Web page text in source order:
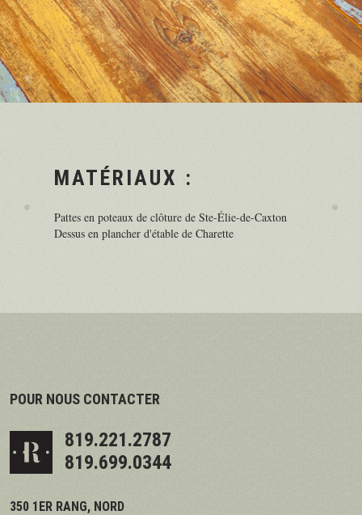
MATÉRIAUX :
Pattes en poteaux de clôture de Ste-Élie-de-Caxton
Dessus en plancher d'étable de Charette
POUR NOUS CONTACTER
819.221.2787
819.699.0344
350 1ER RANG, NORD